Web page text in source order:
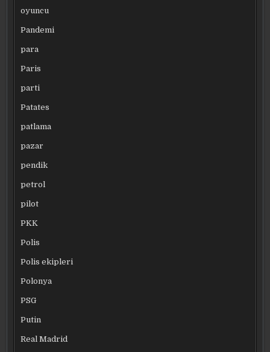
oyuncu
Pandemi
para
Paris
parti
Patates
patlama
pazar
pendik
petrol
pilot
PKK
Polis
Polis ekipleri
Polonya
PSG
Putin
Real Madrid